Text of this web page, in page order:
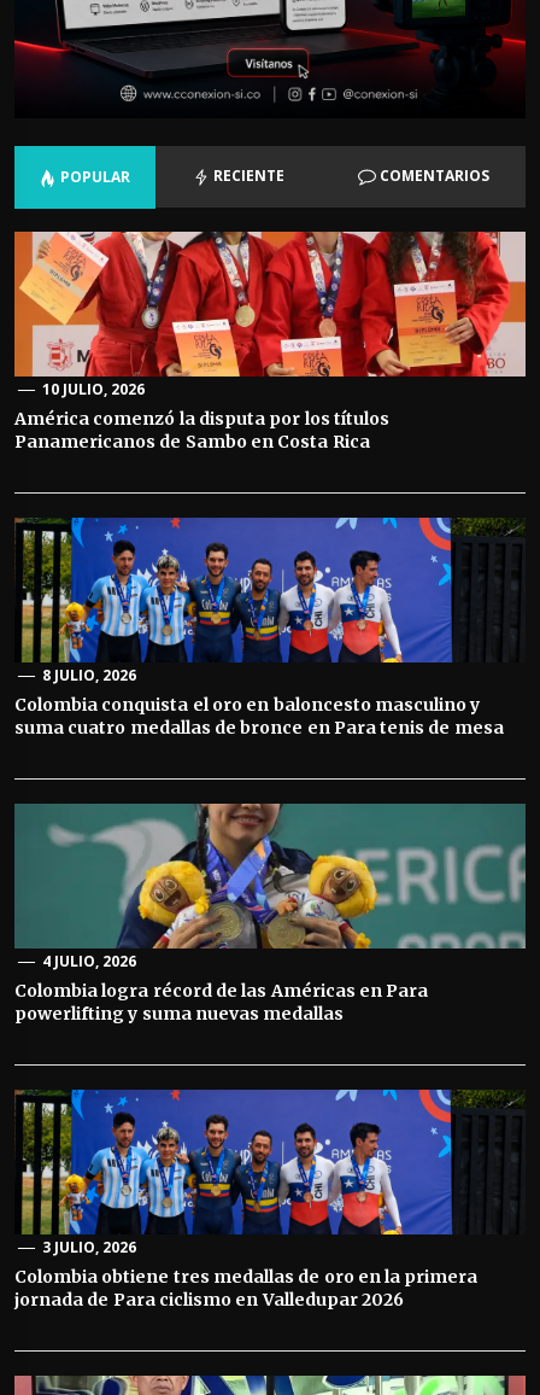
POPULAR RECIENTE COMENTARIOS
10 JULIO, 2026
América comenzó la disputa por los títulos
Panamericanos de Sambo en Costa Rica
8 JULIO, 2026
Colombia conquista el oro en baloncesto masculino y
suma cuatro medallas de bronce en Para tenis de mesa
4 JULIO, 2026
Colombia logra récord de las Américas en Para
powerlifting y suma nuevas medallas
3 JULIO, 2026
Colombia obtiene tres medallas de oro en la primera
jornada de Para ciclismo en Valledupar 2026